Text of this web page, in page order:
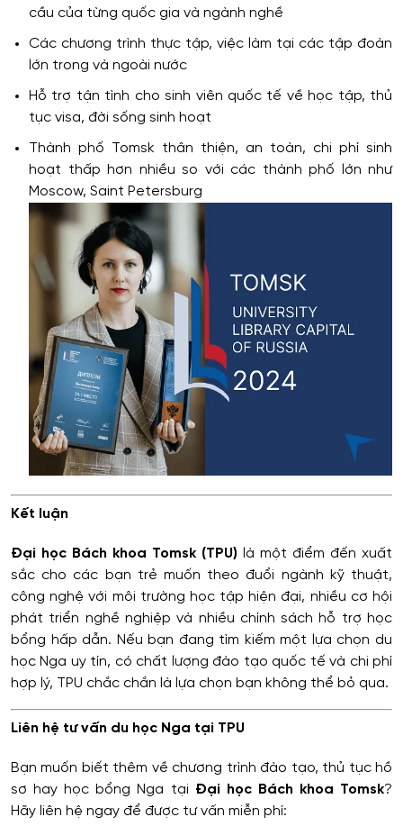
cầu của từng quốc gia và ngành nghề
Các chương trình thực tập, việc làm tại các tập đoàn
lớn trong và ngoài nước
Hỗ trợ tận tình cho sinh viên quốc tế về học tập, thủ
tục visa, đời sống sinh hoạt
Thành phố Tomsk thân thiện, an toàn, chi phí sinh
hoạt thấp hơn nhiều so với các thành phố lớn như
Moscow, Saint Petersburg
Kết luận
Đại học Bách khoa Tomsk (TPU) là một điểm đến xuất
sắc cho các bạn trẻ muốn theo đuổi ngành kỹ thuật,
công nghệ với môi trường học tập hiện đại, nhiều cơ hội
phát triển nghề nghiệp và nhiều chính sách hỗ trợ học
bổng hấp dẫn. Nếu bạn đang tìm kiếm một lựa chọn du
học Nga uy tín, có chất lượng đào tạo quốc tế và chi phí
hợp lý, TPU chắc chắn là lựa chọn bạn không thể bỏ qua.
Liên hệ tư vấn du học Nga tại TPU
Bạn muốn biết thêm về chương trình đào tạo, thủ tục hồ
sơ hay học bổng Nga tại Đại học Bách khoa Tomsk?
Hãy liên hệ ngay để được tư vấn miễn phí: